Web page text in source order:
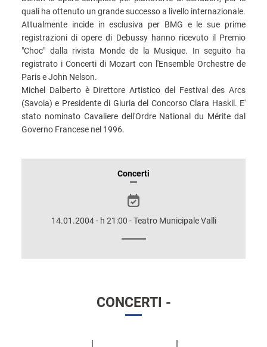
quali ha ottenuto un grande successo a livello internazionale.
Attualmente incide in esclusiva per BMG e le sue prime
registrazioni di opere di Debussy hanno ricevuto il Premio
"Choc" dalla rivista Monde de la Musique. In seguito ha
registrato i Concerti di Mozart con l'Ensemble Orchestre de
Paris e John Nelson.
Michel Dalberto è Direttore Artistico del Festival des Arcs
(Savoia) e Presidente di Giuria del Concorso Clara Haskil. E'
stato nominato Cavaliere dell'Ordre National du Mérite dal
Governo Francese nel 1996.
INFORMAZIONIConcerti
14.01.2004 - h 21:00 - Teatro Municipale Valli
CONCERTI -